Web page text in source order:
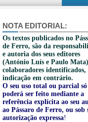
NOTA EDITORIAL:
Os textos publicados no
de Ferro, são da
e autoria dos seus editores
(António Luís e Paulo
colaboradores identificados,
indicação em contrário.
O seu uso total ou parcial só
poderá ser feito mediante a
referência explícita ao seu
ao Pássaro de Ferro, ou sob
autorização expressa!